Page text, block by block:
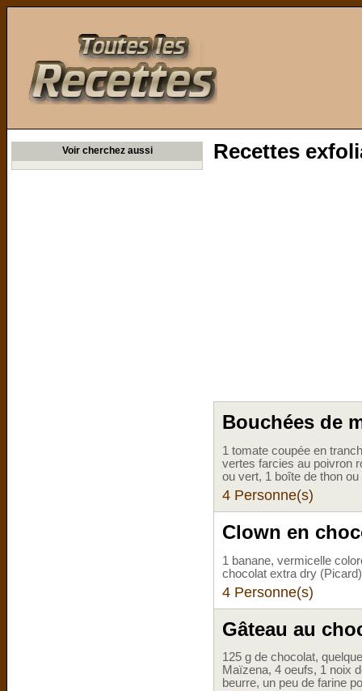
Voir cherchez aussi Recettes
Bouchées de
1 tomate coupée en
vertes farcies au poivron
ou vert, 1 boîte de thon
4 Personne(s)
Clown en
1 banane, vermicelle
chocolat extra dry
4 Personne(s)
Gâteau au
125 g de chocolat,
Maïzena, 4 oeufs, 1 noix
beurre, un peu de farine